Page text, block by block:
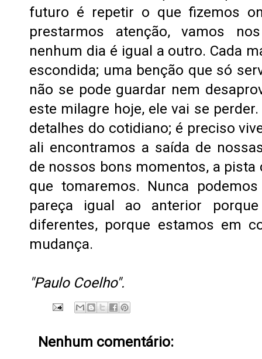
futuro é repetir o que fizemos
prestarmos atenção, vamos
nenhum dia é igual a outro. Cada
escondida; uma benção que só
não se pode guardar nem
este milagre hoje, ele vai se
detalhes do cotidiano; é preciso
ali encontramos a saída de
de nossos bons momentos, a pista
que tomaremos. Nunca
pareça igual ao anterior
diferentes, porque estamos em
mudança.
"Paulo Coelho".
Nenhum comentário: